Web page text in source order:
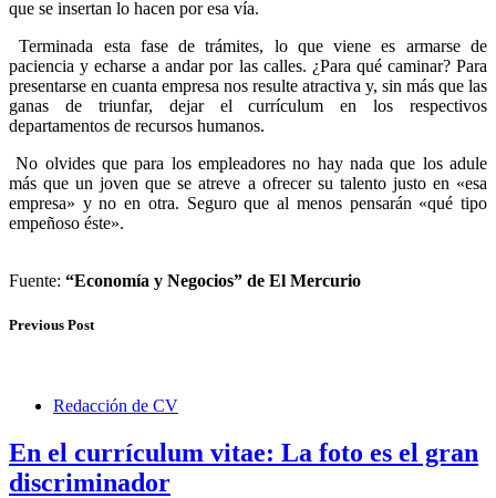
que se insertan lo hacen por esa vía.
Terminada esta fase de trámites, lo que viene es armarse de
paciencia y echarse a andar por las calles. ¿Para qué caminar? Para
presentarse en cuanta empresa nos resulte atractiva y, sin más que las
ganas de triunfar, dejar el currículum en los respectivos
departamentos de recursos humanos.
No olvides que para los empleadores no hay nada que los adule
más que un joven que se atreve a ofrecer su talento justo en «esa
empresa» y no en otra. Seguro que al menos pensarán «qué tipo
empeñoso éste».
Fuente: “Economía y Negocios” de El Mercurio
Previous Post
Redacción de CV
En el currículum vitae: La foto es el gran
discriminador